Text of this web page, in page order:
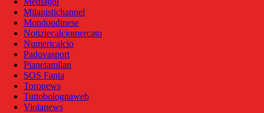
Milanistichannel
Mondoudinese
Notiziecalciomercato
Numericalcio
Padovasport
Pianetamilan
SOS Fanta
Toronews
Tuttobolognaweb
Violanews